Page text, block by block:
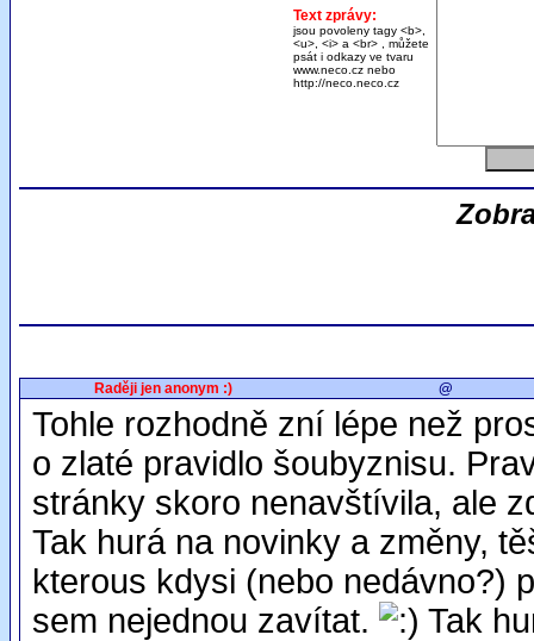
Text zprávy:
jsou povoleny tagy <b>,
<u>, <i> a <br> , můžete
psát i odkazy ve tvaru
www.neco.cz nebo
http://neco.neco.cz
Raději jen anonym :) @
Tohle rozhodně zní lépe než
o zlaté pravidlo šoubyznisu.
stránky skoro nenavštívila, ale
Tak hurá na novinky a změny,
kterous kdysi (nebo nedávno?)
sem nejednou zavítat.
Tak